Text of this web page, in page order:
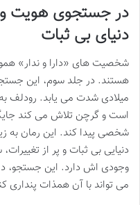
در جستجوی هویت و
دنیای بی ثبات
شخصیت های «دارا و ندار»
میلادی شدت می یابد. رودلف به
است و گرچن تلاش می کند
شخصی پیدا کند. این رمان به
دنیایی بی ثبات و پر از
وجودی اش دارد. این جستجو،
می تواند با آن همذات پنداری